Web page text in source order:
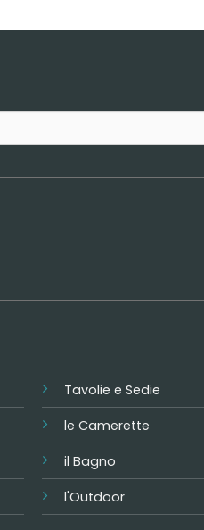
Tavolie e Sedie
le Camerette
il Bagno
l'Outdoor